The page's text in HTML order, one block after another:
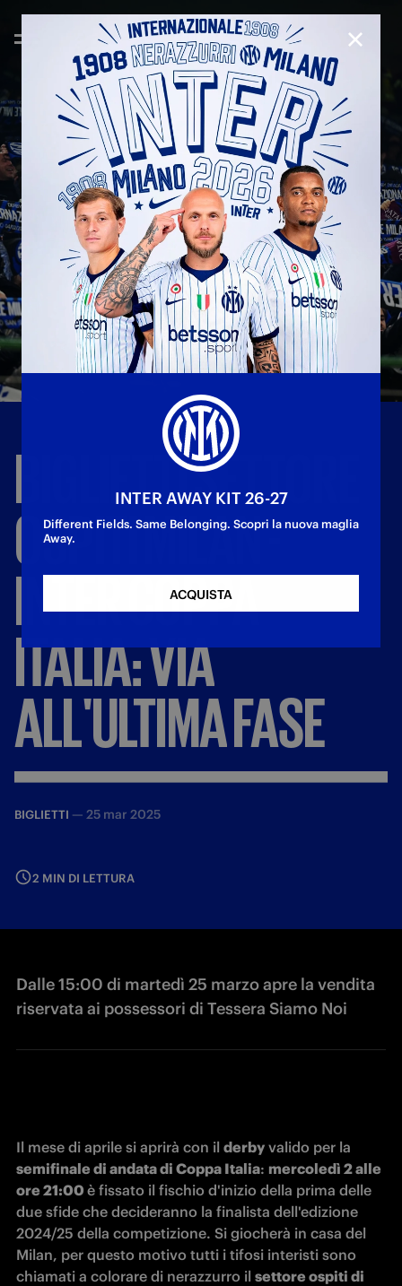
BIGLIETTISETTORE
OSPITIMILAN-
INTERCOPPA
ITALIA:VIA
ALL'ULTIMAFASE
BIGLIETTI — 25 mar 2025
2 MIN DI LETTURA
Dalle 15:00 di martedì 25 marzo apre la vendita
riservata ai possessori di Tessera Siamo Noi
Il mese di aprile si aprirà con il derby
semifinale di andata di Coppa Italia: mercoledì 2 alle
ore 21:00 è fissato il fischio d'inizio della prima delle
due sfide che decideranno la finalista dell'edizione
2024/25 della competizione. Si giocherà in casa del
Milan, per questo motivo tutti i tifosi interisti sono
chiamati a colorare di nerazzurro il settore ospiti di
INTER AWAY KIT 26-27
Different Fields. Same Belonging. Scopri la nuova maglia
Away.
ACQUISTA